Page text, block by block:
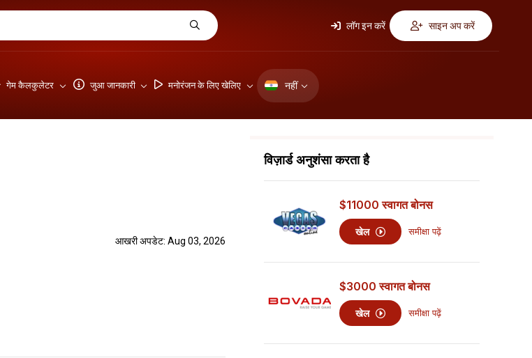
लॉग इन करें साइन अप करें
गेम कैलकुलेटर जुआ जानकारी मनोरंजन के लिए खेलिए नहीं
आखरी अपडेट: Aug 03, 2026
विज़ार्ड अनुशंसा करता है
$11000 स्वागत बोनस
खेल समीक्षा पढ़ें
$3000 स्वागत बोनस
खेल समीक्षा पढ़ें